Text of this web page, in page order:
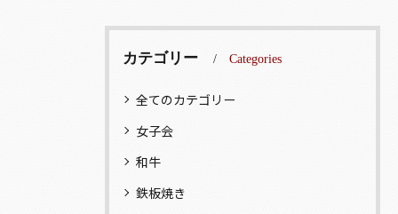
カテゴリー Categories
全てのカテゴリー
女子会
和牛
鉄板焼き